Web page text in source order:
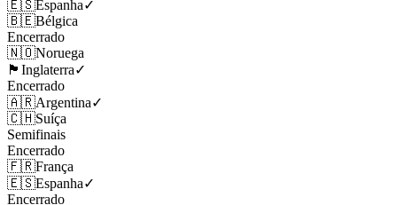
🇪🇸Espanha✓
🇧🇪Bélgica
Encerrado
🇳🇴Noruega
🏴󠁧󠁢󠁥󠁮󠁧󠁿 Inglaterra✓
Encerrado
🇦🇷Argentina✓
🇨🇭Suíça
Semifinais
Encerrado
🇫🇷França
🇪🇸Espanha✓
Encerrado